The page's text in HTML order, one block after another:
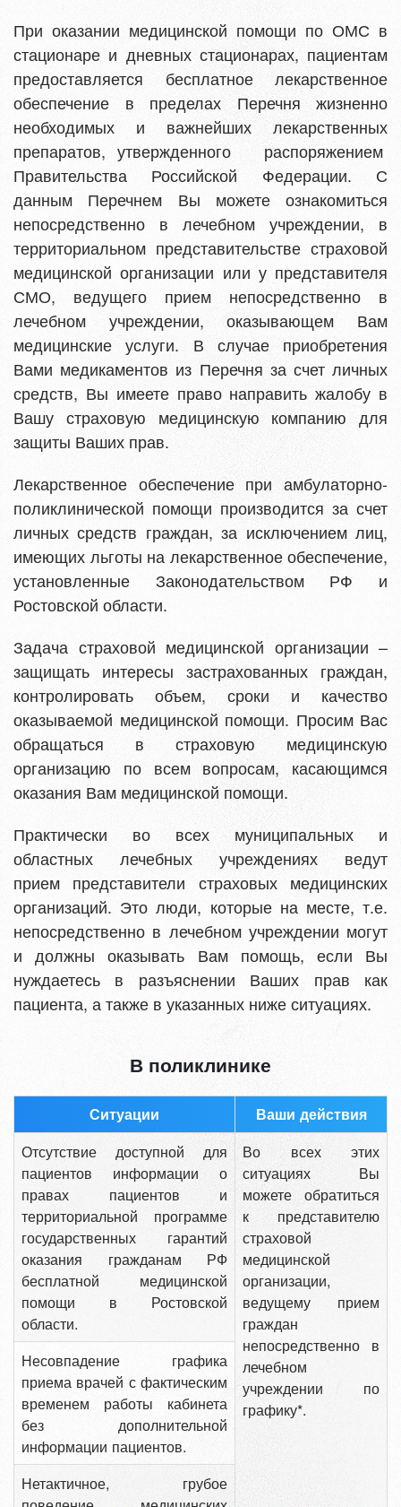
При оказании медицинской помощи по ОМС в
стационаре и дневных стационарах, пациентам
предоставляется бесплатное лекарственное
обеспечение в пределах Перечня жизненно
необходимых и важнейших лекарственных
препаратов, утвержденного распоряжением
Правительства Российской Федерации. С
данным Перечнем Вы можете ознакомиться
непосредственно в лечебном учреждении, в
территориальном представительстве страховой
медицинской организации или у представителя
СМО, ведущего прием непосредственно в
лечебном учреждении, оказывающем Вам
медицинские услуги. В случае приобретения
Вами медикаментов из Перечня за счет личных
средств, Вы имеете право направить жалобу в
Вашу страховую медицинскую компанию для
защиты Ваших прав.
Лекарственное обеспечение при амбулаторно-
поликлинической помощи производится за счет
личных средств граждан, за исключением лиц,
имеющих льготы на лекарственное обеспечение,
установленные Законодательством РФ и
Ростовской области.
Задача страховой медицинской организации –
защищать интересы застрахованных граждан,
контролировать объем, сроки и качество
оказываемой медицинской помощи. Просим Вас
обращаться в страховую медицинскую
организацию по всем вопросам, касающимся
оказания Вам медицинской помощи.
Практически во всех муниципальных и
областных лечебных учреждениях ведут
прием представители страховых медицинских
организаций. Это люди, которые на месте, т.е.
непосредственно в лечебном учреждении могут
и должны оказывать Вам помощь, если Вы
нуждаетесь в разъяснении Ваших прав как
пациента, а также в указанных ниже ситуациях.
В поликлинике
Ситуации Ваши действия
Отсутствие доступной для
пациентов информации о
правах пациентов и
территориальной программе
государственных гарантий
оказания гражданам РФ
бесплатной медицинской
помощи в Ростовской
области.
Во всех этих
ситуациях Вы
можете обратиться
к представителю
страховой
медицинской
организации,
ведущему прием
граждан
непосредственно в
лечебном
учреждении по
графику*.
Несовпадение графика
приема врачей с фактическим
временем работы кабинета
без дополнительной
информации пациентов.
Нетактичное, грубое